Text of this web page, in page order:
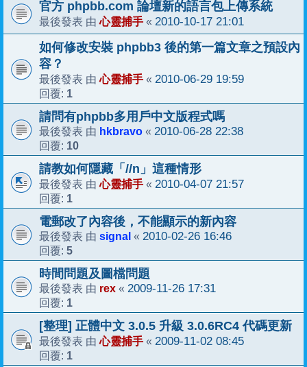
官方 phpbb.com 論壇新的語言包上傳系統
最後發表 由心靈捕手 « 2010-10-17 21:01
如何修改安裝 phpbb3 後的第一篇文章之預設內
容？
最後發表 由心靈捕手 « 2010-06-29 19:59
回覆: 1
請問有phpbb多用戶中文版程式嗎
最後發表 由 hkbravo « 2010-06-28 22:38
回覆: 10
請教如何隱藏「//n」這種情形
最後發表 由心靈捕手 « 2010-04-07 21:57
回覆: 1
電郵改了內容後，不能顯示的新內容
最後發表 由 signal « 2010-02-26 16:46
回覆: 5
時間問題及圖檔問題
最後發表 由 rex « 2009-11-26 17:31
回覆: 1
[整理] 正體中文 3.0.5 升級 3.0.6RC4 代碼更新
最後發表 由心靈捕手 « 2009-11-02 08:45
回覆: 1